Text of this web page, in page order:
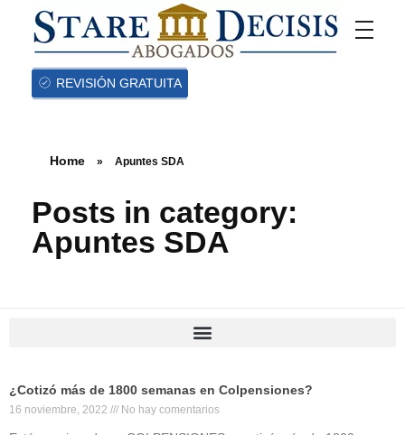
REVISIÓN GRATUITA
Home » Apuntes SDA
Posts in category:
Apuntes SDA
¿Cotizó más de 1800 semanas en Colpensiones?
16 noviembre, 2022 No hay comentarios